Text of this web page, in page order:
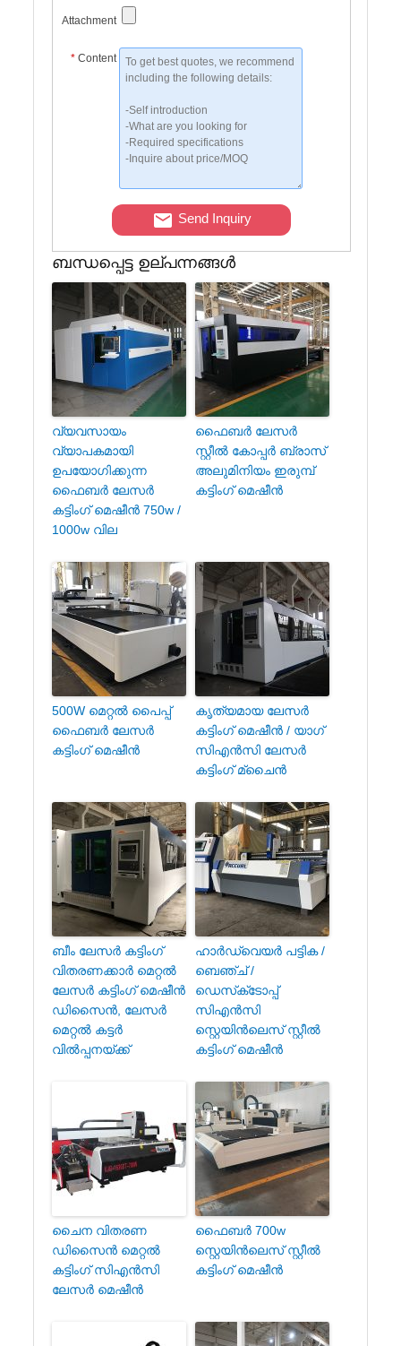
Attachment
* Content
Send Inquiry
ബന്ധപ്പെട്ട ഉല്പന്നങ്ങൾ
വ്യവസായം
വ്യാപകമായി
ഉപയോഗിക്കുന്ന
ഫൈബർ ലേസർ
കട്ടിംഗ് മെഷീൻ 750w /
1000w വില
ഫൈബർ ലേസർ
സ്റ്റീൽ കോപ്പർ ബ്രാസ്
അലുമിനിയം ഇരുമ്പ്
കട്ടിംഗ് മെഷീൻ
500W മെറ്റൽ പൈപ്പ്
ഫൈബർ ലേസർ
കട്ടിംഗ് മെഷീൻ
കൃത്യമായ ലേസർ
കട്ടിംഗ് മെഷീൻ / യാഗ്
സി‌എൻ‌സി ലേസർ
കട്ടിംഗ് മ്ചൈൻ
ബീം ലേസർ കട്ടിംഗ്
വിതരണക്കാർ മെറ്റൽ
ലേസർ കട്ടിംഗ് മെഷീൻ
ഡിസൈൻ, ലേസർ
മെറ്റൽ കട്ടർ
വിൽപ്പനയ്ക്ക്
ഹാർഡ്‌വെയർ പട്ടിക /
ബെഞ്ച് /
ഡെസ്‌ക്‌ടോപ്പ്
സി‌എൻ‌സി
സ്റ്റെയിൻ‌ലെസ് സ്റ്റീൽ
കട്ടിംഗ് മെഷീൻ
ചൈന വിതരണ
ഡിസൈൻ മെറ്റൽ
കട്ടിംഗ് സി‌എൻ‌സി
ലേസർ മെഷീൻ
ഫൈബർ 700w
സ്റ്റെയിൻലെസ് സ്റ്റീൽ
കട്ടിംഗ് മെഷീൻ